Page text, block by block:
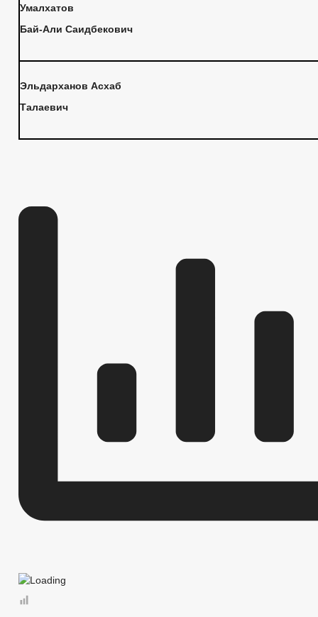
Умалхатов
Бай-Али Саидбекович
Эльдарханов Асхаб
Талаевич